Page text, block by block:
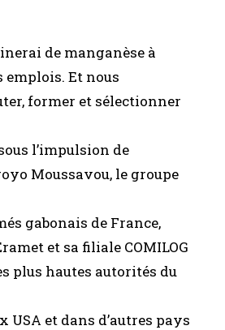
de manganèse à
emplois. Et nous
former et sélectionner
l’impulsion de
Moussavou, le groupe
gabonais de France,
et sa filiale COMILOG
plus hautes autorités du
et dans d’autres pays